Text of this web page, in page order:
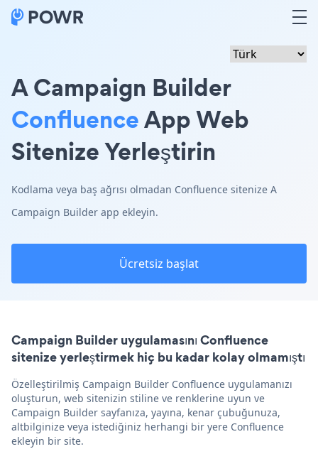
A Campaign Builder
ConfluenceApp Web
Sitenize Yerleştirin
Kodlama veya baş ağrısı olmadan Confluence sitenize A
Campaign Builder app ekleyin.
Ücretsiz başlat
Campaign Builder uygulamasını Confluence
sitenize yerleştirmek hiç bu kadar kolay olmamıştı
Özelleştirilmiş Campaign Builder Confluence uygulamanızı
oluşturun, web sitenizin stiline ve renklerine uyun ve
Campaign Builder sayfanıza, yayına, kenar çubuğunuza,
altbilginize veya istediğiniz herhangi bir yere Confluence
ekleyin bir site.